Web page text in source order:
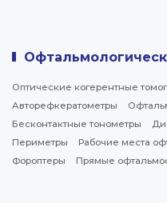
Оптические когерентные
Авторефкератометры
Бесконтактные тонометры
Периметры
Рабочие места
Фороптеры
Прямые